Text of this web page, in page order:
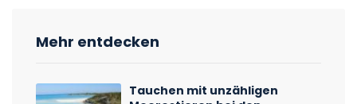
Mehr entdecken
Tauchen mit unzähligen